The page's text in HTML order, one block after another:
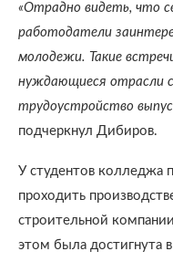
«Отрадно видеть, что
работодатели
молодежи. Такие
нуждающиеся отрасли
трудоустройство
подчеркнул Дибиров.
У студентов колледжа
проходить
строительной
этом была достигнута